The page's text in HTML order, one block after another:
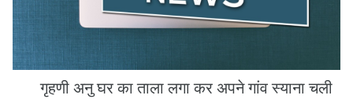
गृहणी अनु घर का ताला लगा कर अपने गांव स्याना चली